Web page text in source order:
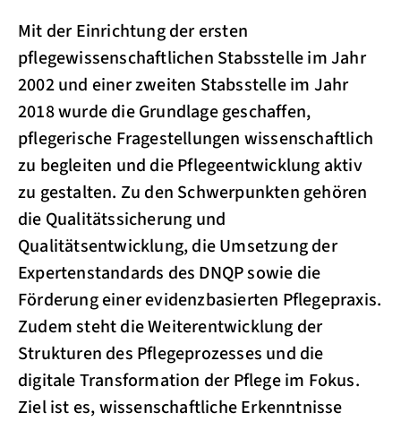
Mit der Einrichtung der ersten
pflegewissenschaftlichen Stabsstelle im Jahr
2002 und einer zweiten Stabsstelle im Jahr
2018 wurde die Grundlage geschaffen,
pflegerische Fragestellungen wissenschaftlich
zu begleiten und die Pflegeentwicklung aktiv
zu gestalten. Zu den Schwerpunkten gehören
die Qualitätssicherung und
Qualitätsentwicklung, die Umsetzung der
Expertenstandards des DNQP sowie die
Förderung einer evidenzbasierten Pflegepraxis.
Zudem steht die Weiterentwicklung der
Strukturen des Pflegeprozesses und die
digitale Transformation der Pflege im Fokus.
Ziel ist es, wissenschaftliche Erkenntnisse